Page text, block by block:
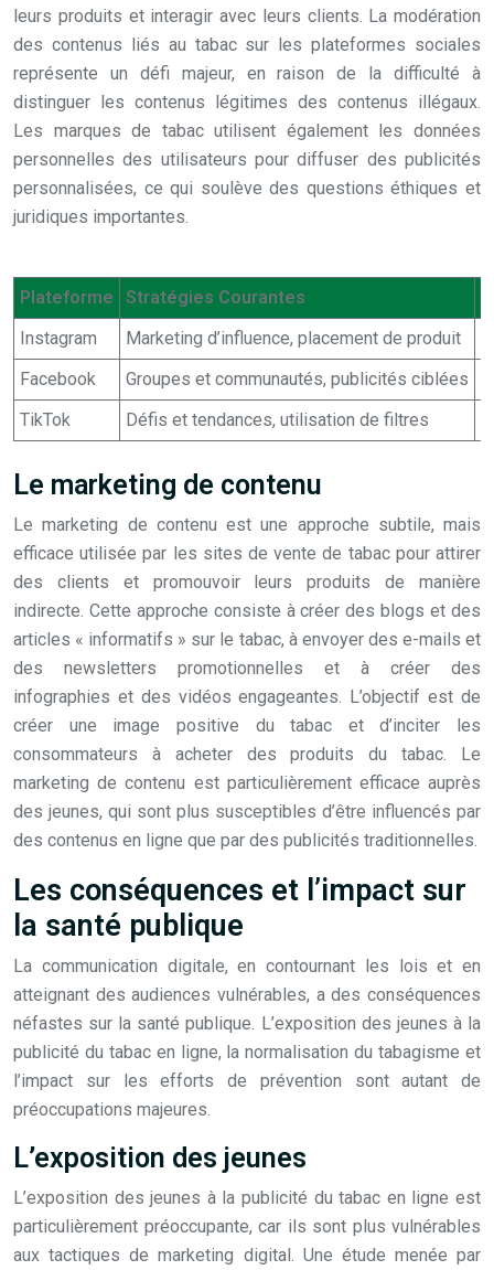
leurs produits et interagir avec leurs clients. La modération
des contenus liés au tabac sur les plateformes sociales
représente un défi majeur, en raison de la difficulté à
distinguer les contenus légitimes des contenus illégaux.
Les marques de tabac utilisent également les données
personnelles des utilisateurs pour diffuser des publicités
personnalisées, ce qui soulève des questions éthiques et
juridiques importantes.
Plateforme Stratégies Courantes
Instagram
Marketing d’influence, placement de produit
Facebook
Groupes et communautés, publicités ciblées
TikTok
Défis et tendances, utilisation de filtres
Le marketing de contenu
Le marketing de contenu est une approche subtile, mais
efficace utilisée par les sites de vente de tabac pour attirer
des clients et promouvoir leurs produits de manière
indirecte. Cette approche consiste à créer des blogs et des
articles « informatifs » sur le tabac, à envoyer des e-mails et
des newsletters promotionnelles et à créer des
infographies et des vidéos engageantes. L’objectif est de
créer une image positive du tabac et d’inciter les
consommateurs à acheter des produits du tabac. Le
marketing de contenu est particulièrement efficace auprès
des jeunes, qui sont plus susceptibles d’être influencés par
des contenus en ligne que par des publicités traditionnelles.
Les conséquences et l’impact sur
la santé publique
La communication digitale, en contournant les lois et en
atteignant des audiences vulnérables, a des conséquences
néfastes sur la santé publique. L’exposition des jeunes à la
publicité du tabac en ligne, la normalisation du tabagisme et
l’impact sur les efforts de prévention sont autant de
préoccupations majeures.
L’exposition des jeunes
L’exposition des jeunes à la publicité du tabac en ligne est
particulièrement préoccupante, car ils sont plus vulnérables
aux tactiques de marketing digital. Une étude menée par